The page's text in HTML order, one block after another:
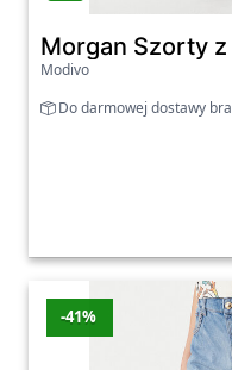
Morgan Szorty
Modivo
Do darmowej dostawy
-41%